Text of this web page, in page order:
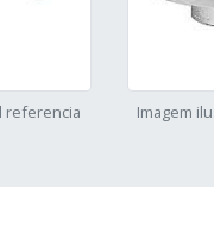
referencia
Imagem